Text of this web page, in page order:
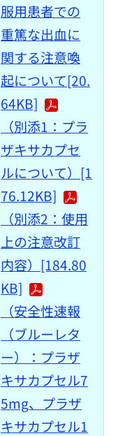
服用患者での
重篤な出血に
関する注意喚
起について[20.
64KB]
（別添1：プラ
ザキサカプセ
ルについて）[1
76.12KB]
（別添2：使用
上の注意改訂
内容）[184.80
KB]
（安全性速報
（ブルーレタ
ー）：プラザ
キサカプセル7
5mg、プラザ
キサカプセル1